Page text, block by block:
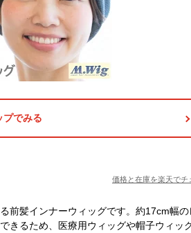
プでみる
価格と在庫を楽天でチ
前髪インナーウィッグです。約17cm幅の
きるため、医療用ウィッグや帽子ウィッ